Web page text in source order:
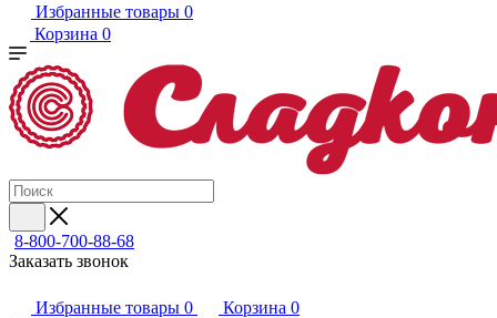
Избранные товары 0
Корзина 0
8-800-700-88-68
Заказать звонок
Избранные товары 0 Корзина 0